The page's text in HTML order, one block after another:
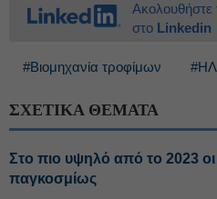
Ακολουθήστε
στο Linkedin
#Βιομηχανία τροφίμων
ΣΧΕΤΙΚΑ ΘΕΜΑΤΑ
Στο πιο υψηλό από το 2023 οι
παγκοσμίως